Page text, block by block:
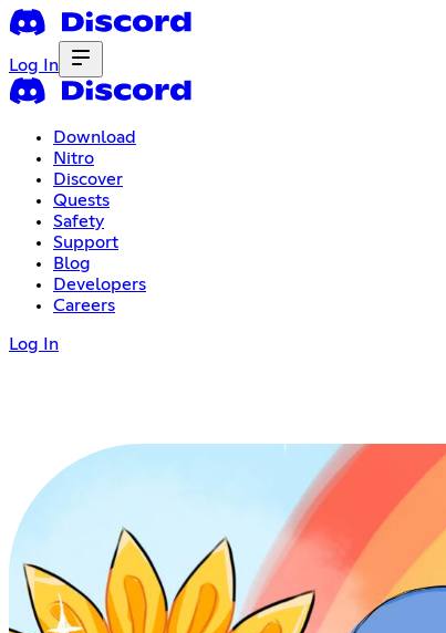
Log In
Download
Nitro
Discover
Quests
Safety
Support
Blog
Developers
Careers
Log In